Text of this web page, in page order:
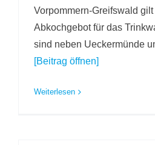
Vorpommern-Greifswald
Abkochgebot für das
sind neben Ueckermünde
[Beitrag öffnen]
Weiterlesen